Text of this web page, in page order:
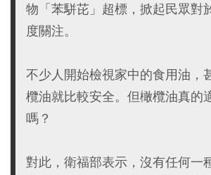
物「苯駢芘」超標，掀起民眾對
度關注。
不少人開始檢視家中的食用油，
欖油就比較安全。但橄欖油真的
嗎？
對此，衛福部表示，沒有任何一